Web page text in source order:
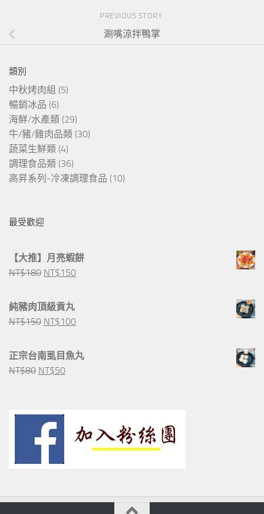
PREVIOUS STORY
涮嘴涼拌鴨掌
類別
中秋烤肉組 (5)
暢銷冰品 (6)
海鮮/水產類 (29)
牛/豬/雞肉品類 (30)
蔬菜生鮮類 (4)
調理食品類 (36)
高昇系列-冷凍調理食品 (10)
最受歡迎
【大推】月亮蝦餅
NT$180 原
價
格：
NT$150目
純豬肉頂級貢丸
NT$150 原
價
格：
NT$100目
價
正宗台南虱目魚丸
NT$80 原
格：
NT$80。
NT$50目
NT$50。